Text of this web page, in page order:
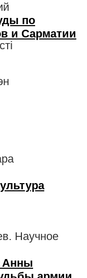
по
и Сарматии
Научное
Анны